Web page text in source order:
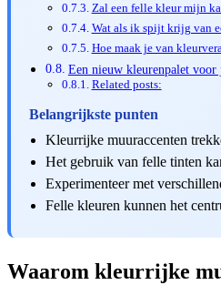
Zal een felle kleur mijn
Wat als ik spijt krijg van
Hoe maak je van
Een nieuw kleurenpalet
Related posts:
Belangrijkste punten
Kleurrijke muuraccenten
Het gebruik van felle tinten
Experimenteer met
Felle kleuren kunnen het
Waarom kleurrijke